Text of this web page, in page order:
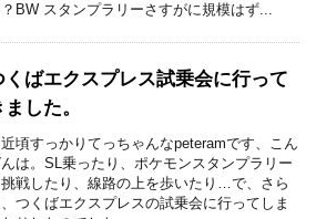
BW スタンプラリーさすがに規模はず...
くばエクスプレス試乗会に行って
ました。
近頃すっかりてっちゃんなpeteramです、こん
は。SL乗ったり、ポケモンスタンプラリー
戦したり、線路の上を歩いたり…で、さら
つくばエクスプレスの試乗会に行ってしま